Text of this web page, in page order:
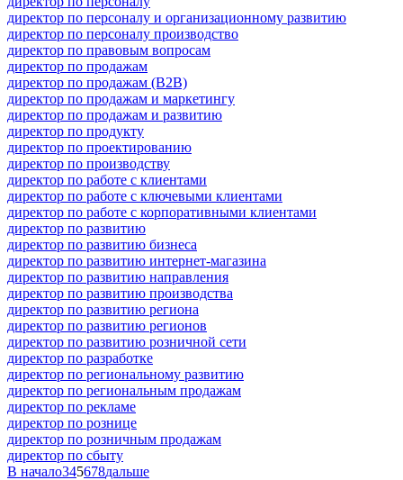
директор по персоналу и организационному развитию
директор по персоналу производство
директор по правовым вопросам
директор по продажам
директор по продажам (B2B)
директор по продажам и маркетингу
директор по продажам и развитию
директор по продукту
директор по проектированию
директор по производству
директор по работе с клиентами
директор по работе с ключевыми клиентами
директор по работе с корпоративными клиентами
директор по развитию
директор по развитию бизнеса
директор по развитию интернет-магазина
директор по развитию направления
директор по развитию производства
директор по развитию региона
директор по развитию регионов
директор по развитию розничной сети
директор по разработке
директор по региональному развитию
директор по региональным продажам
директор по рекламе
директор по рознице
директор по розничным продажам
директор по сбыту
В начало345678дальше